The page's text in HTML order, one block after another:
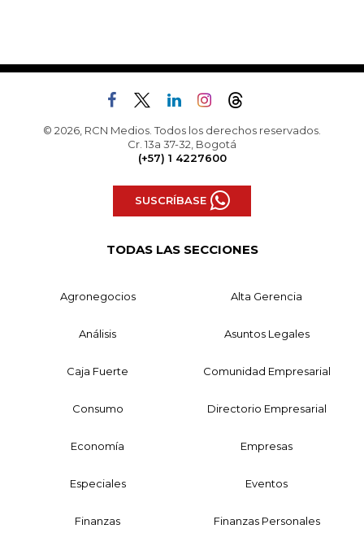
© 2026, RCN Medios. Todos los derechos reservados.
Cr. 13a 37-32, Bogotá
(+57) 1 4227600
SUSCRÍBASE
TODAS LAS SECCIONES
Agronegocios Alta Gerencia
Análisis Asuntos Legales
Caja Fuerte Comunidad Empresarial
Consumo Directorio Empresarial
Economía Empresas
Especiales Eventos
Finanzas Finanzas Personales